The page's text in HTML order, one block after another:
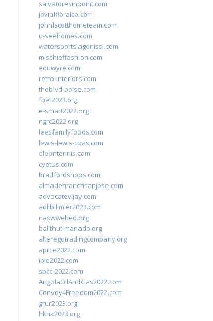
salvatoresinpoint.com
jovialfloralco.com
johnlscotthometeam.com
u-seehomes.com
watersportslagonissi.com
mischieffashion.com
eduwyre.com
retro-interiors.com
theblvd-boise.com
fpet2023.org
e-smart2022.org
ngrc2022.org
leesfamilyfoods.com
lewis-lewis-cpas.com
eleontennis.com
cyetus.com
bradfordshops.com
almadenranchsanjose.com
advocatevijay.com
adlibilimler2023.com
naswwebed.org
balithut-manado.org
alteregotradingcompany.org
aprce2022.com
ibie2022.com
sbcc-2022.com
AngolaOilAndGas2022.com
Convoy4Freedom2022.com
grur2023.org
hkhk2023.org